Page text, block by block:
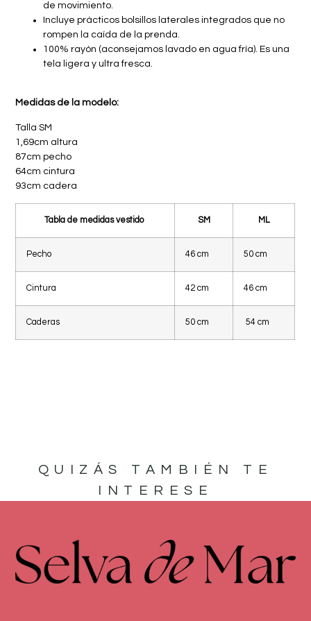
de movimiento.
Incluye prácticos bolsillos laterales integrados que no
rompen la caída de la prenda.
100% rayón (aconsejamos lavado en agua fría). Es una
tela ligera y ultra fresca.
Medidas de la modelo:
Talla SM
1,69cm altura
87cm pecho
64cm cintura
93cm cadera
Tabla de medidas vestido SM ML
Pecho 46 cm 50 cm
Cintura 42 cm 46 cm
Caderas 50 cm 54 cm
QUIZÁS TAMBIÉN TE
INTERESE